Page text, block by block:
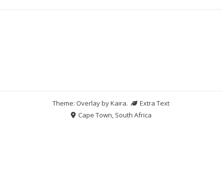
Theme: Overlay byKaira.
Extra Text
Cape Town, South Africa